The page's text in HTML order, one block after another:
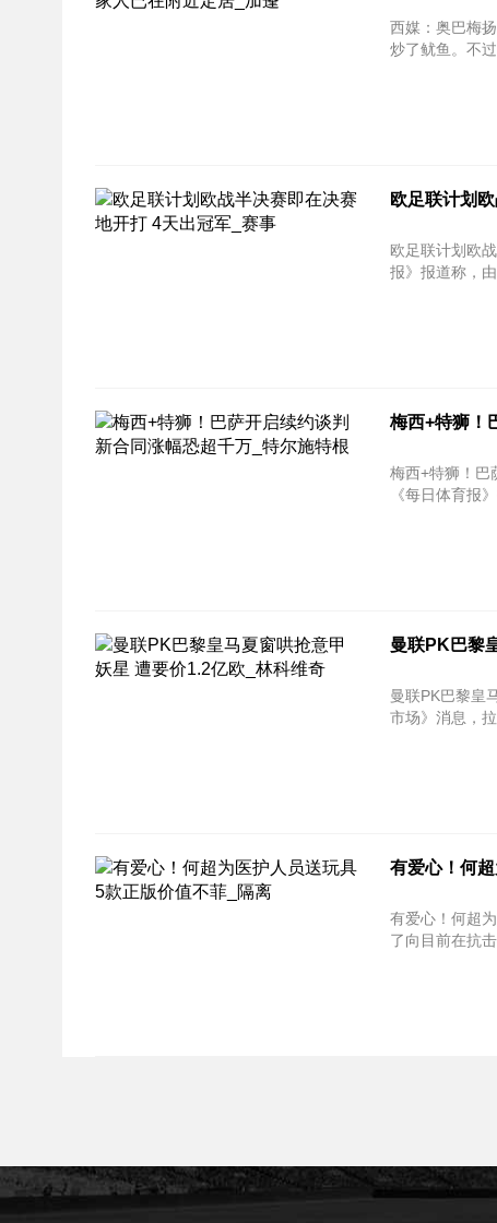
西媒：奥巴梅扬为冠军盼
炒了鱿鱼。不
欧足联计划
欧足联计划欧战半决赛即
报》报道称，
梅西+特狮！
梅西+特狮！巴萨开启
《每日体育报
曼联PK巴黎
曼联PK巴黎皇马夏窗哄
市场》消息，
有爱心！何
有爱心！何超为医护人员
了向目前在抗